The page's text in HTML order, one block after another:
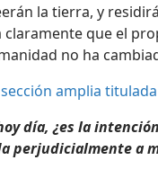
la tierra, y
claramente que el
no ha
amplia
día, ¿es la
perjudicialmente a